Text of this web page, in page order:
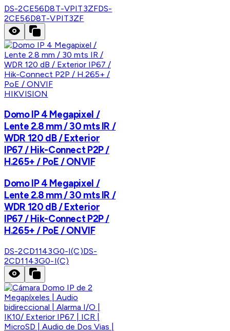
DS-2CE56D8T-VPIT3ZFDS-
2CE56D8T-VPIT3ZF
HIKVISION
Domo IP 4 Megapixel /
Lente 2.8 mm / 30 mts IR /
WDR 120 dB / Exterior
IP67 / Hik-Connect P2P /
H.265+ / PoE / ONVIF
Domo IP 4 Megapixel /
Lente 2.8 mm / 30 mts IR /
WDR 120 dB / Exterior
IP67 / Hik-Connect P2P /
H.265+ / PoE / ONVIF
DS-2CD1143G0-I(C)DS-
2CD1143G0-I(C)